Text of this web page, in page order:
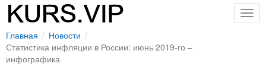
Главная
Новости
Статистика инфляции в России: июнь 2019-го –
инфографика